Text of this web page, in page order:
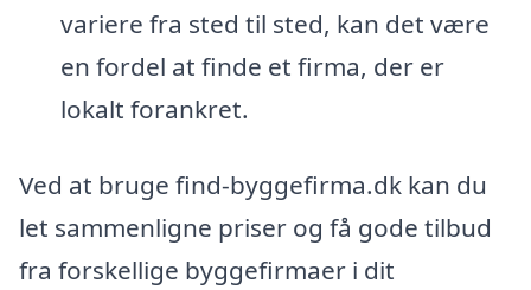
variere fra sted til sted, kan det være
en fordel at finde et firma, der er
lokalt forankret.
Ved at bruge find-byggefirma.dk kan du
let sammenligne priser og få gode tilbud
fra forskellige byggefirmaer i dit